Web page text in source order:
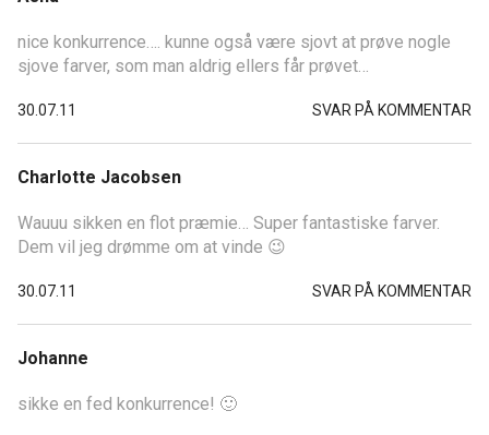
nice konkurrence…. kunne også være sjovt at prøve nogle
sjove farver, som man aldrig ellers får prøvet…
30.07.11 SVAR PÅ KOMMENTAR
Charlotte Jacobsen
Wauuu sikken en flot præmie… Super fantastiske farver.
Dem vil jeg drømme om at vinde 😉
30.07.11 SVAR PÅ KOMMENTAR
Johanne
sikke en fed konkurrence! 🙂